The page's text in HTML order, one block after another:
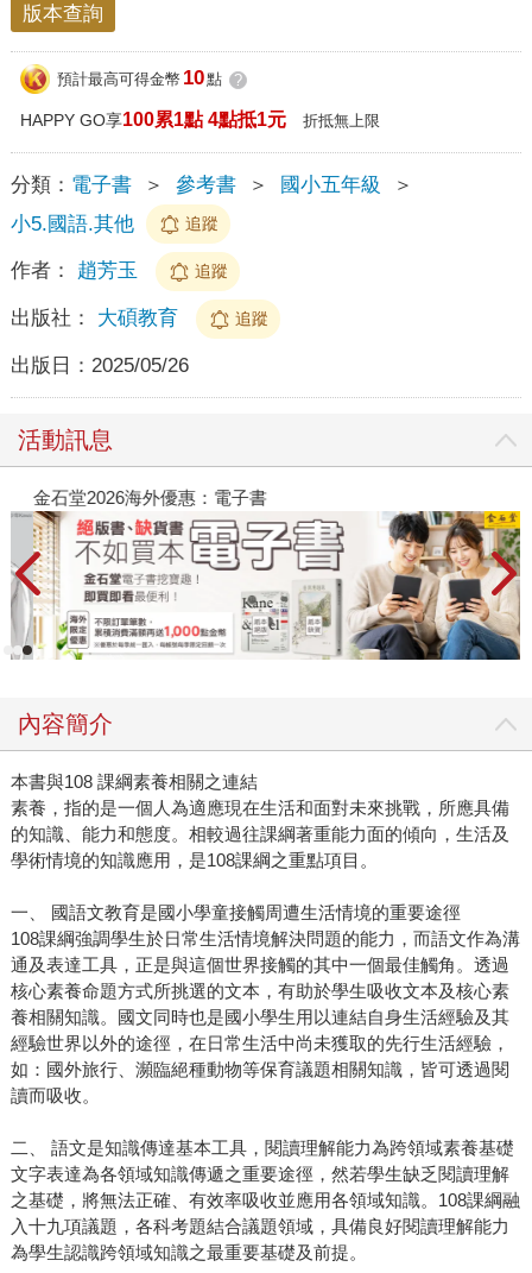
版本查詢
預計最高可得金幣 10點 ?
HAPPY GO享100累1點 4點抵1元 折抵無上限
分類： 電子書 ＞ 參考書 ＞ 國小五年級
＞
小5.國語.其他
追蹤
作者： 趙芳玉 追蹤
出版社： 大碩教育 追蹤
出版日： 2025/05/26
活動訊息
金石堂2026海外優惠：電子書
內容簡介
本書與108 課綱素養相關之連結
素養，指的是一個人為適應現在生活和面對未來挑戰，所應具備
的知識、能力和態度。相較過往課綱著重能力面的傾向，生活及
學術情境的知識應用，是108課綱之重點項目。
一、 國語文教育是國小學童接觸周遭生活情境的重要途徑
108課綱強調學生於日常生活情境解決問題的能力，而語文作為溝
通及表達工具，正是與這個世界接觸的其中一個最佳觸角。透過
核心素養命題方式所挑選的文本，有助於學生吸收文本及核心素
養相關知識。國文同時也是國小學生用以連結自身生活經驗及其
經驗世界以外的途徑，在日常生活中尚未獲取的先行生活經驗，
如：國外旅行、瀕臨絕種動物等保育議題相關知識，皆可透過閱
讀而吸收。
二、 語文是知識傳達基本工具，閱讀理解能力為跨領域素養基礎
文字表達為各領域知識傳遞之重要途徑，然若學生缺乏閱讀理解
之基礎，將無法正確、有效率吸收並應用各領域知識。108課綱融
入十九項議題，各科考題結合議題領域，具備良好閱讀理解能力
為學生認識跨領域知識之最重要基礎及前提。